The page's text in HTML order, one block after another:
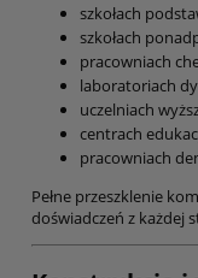
szkołach
szkołach
pracowniach
laboratoriach
uczelniach
centrach
pracowniach
Pełne przeszklenie
doświadczeń z każdej